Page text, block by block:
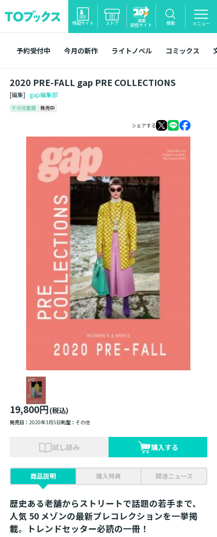
特設サイト ストア 漫画
配信サイト 検索 メニュー
予約受付中 今月の新作 ライトノベル コミックス
2020 PRE-FALL gap PRE COLLECTIONS
[編集] gap編集部
その他書籍 発売中
シェアする
19,800円(税込)
発売日： 2020年3月5日判型： その他
試し読み 購入する
商品説明 購入特典 関連ニュース
歴史ある老舗からストリートで話題の若手まで、
人気 50 メゾンの最新プレコレクションを一挙掲
載。トレンドセッター必読の一冊！